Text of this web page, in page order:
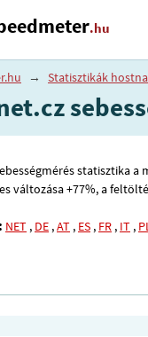
.hu
→ Statisztikák
statisztika a
változása +77%, a
NET , DE ,AT , ES , FR , IT ,